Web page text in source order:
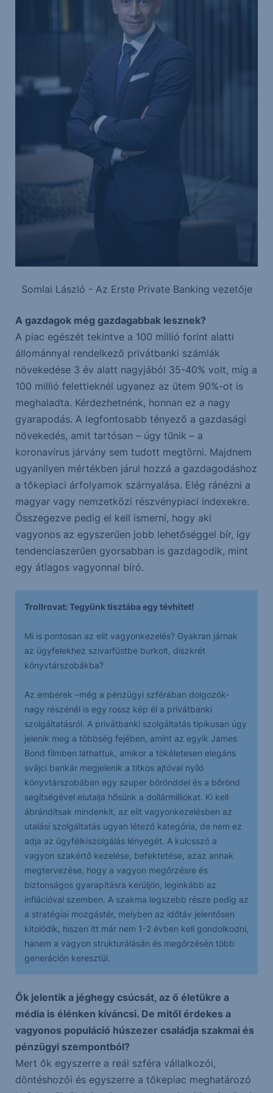
Somlai László - Az Erste Private Banking vezetője
A gazdagok még gazdagabbak lesznek?
A piac egészét tekintve a 100 millió forint alatti
állománnyal rendelkező privátbanki számlák
növekedése 3 év alatt nagyjából 35-40% volt, míg a
100 millió felettieknél ugyanez az ütem 90%-ot is
meghaladta. Kérdezhetnénk, honnan ez a nagy
gyarapodás. A legfontosabb tényező a gazdasági
növekedés, amit tartósan – úgy tűnik – a
koronavírus járvány sem tudott megtörni. Majdnem
ugyanilyen mértékben járul hozzá a gazdagodáshoz
a tőkepiaci árfolyamok szárnyalása. Elég ránézni a
magyar vagy nemzetközi részvénypiaci indexekre.
Összegezve pedig el kell ismerni, hogy aki
vagyonos az egyszerűen jobb lehetőséggel bír, így
tendenciaszerűen gyorsabban is gazdagodik, mint
egy átlagos vagyonnal bíró.
Trollrovat: Tegyünk tisztába egy tévhitet!
Mi is pontosan az elit vagyonkezelés? Gyakran járnak
az ügyfelekhez szivarfüstbe burkolt, diszkrét
könyvtárszobákba?
Az emberek –még a pénzügyi szférában dolgozók-
nagy részénél is egy rossz kép él a privátbanki
szolgáltatásról. A privátbanki szolgáltatás tipikusan úgy
jelenik meg a többség fejében, amint az egyik James
Bond filmben láthattuk, amikor a tökéletesen elegáns
svájci bankár megjelenik a titkos ajtóval nyíló
könyvtárszobában egy szuper bőrönddel és a bőrönd
segítségével elutalja hősünk a dollármilliókat. Ki kell
ábrándítsak mindenkit, az elit vagyonkezelésben az
utalási szolgáltatás ugyan létező kategória, de nem ez
adja az ügyfélkiszolgálás lényegét. A kulcsszó a
vagyon szakértő kezelése, befektetése, azaz annak
megtervezése, hogy a vagyon megőrzésre és
biztonságos gyarapításra kerüljön, leginkább az
inflációval szemben. A szakma legszebb része pedig az
a stratégiai mozgástér, melyben az időtáv jelentősen
kitolódik, hiszen itt már nem 1-2 évben kell gondolkodni,
hanem a vagyon strukturálásán és megőrzésén több
generáción keresztül.
Ők jelentik a jéghegy csúcsát, az ő életükre a
média is élénken kíváncsi. De mitől érdekes a
vagyonos populáció húszezer családja szakmai és
pénzügyi szempontból?
Mert ők egyszerre a reál szféra vállalkozói,
döntéshozói és egyszerre a tőkepiac meghatározó